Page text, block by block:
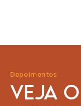
Depoimentos
VEJA O